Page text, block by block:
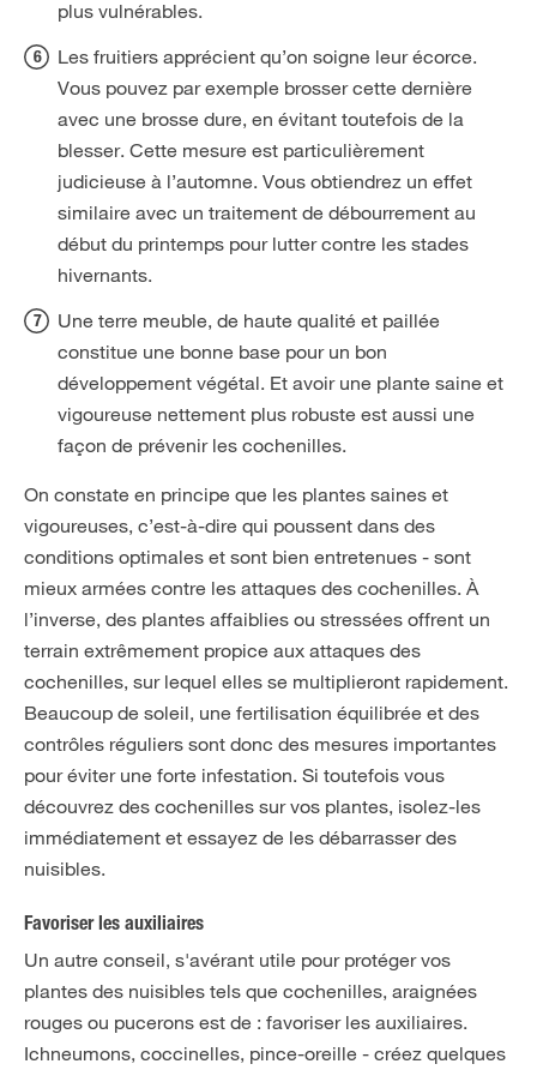
plus vulnérables.
Les fruitiers apprécient qu’on soigne leur écorce.
Vous pouvez par exemple brosser cette dernière
avec une brosse dure, en évitant toutefois de la
blesser. Cette mesure est particulièrement
judicieuse à l’automne. Vous obtiendrez un effet
similaire avec un traitement de débourrement au
début du printemps pour lutter contre les stades
hivernants.
Une terre meuble, de haute qualité et paillée
constitue une bonne base pour un bon
développement végétal. Et avoir une plante saine et
vigoureuse nettement plus robuste est aussi une
façon de prévenir les cochenilles.
On constate en principe que les plantes saines et
vigoureuses, c’est-à-dire qui poussent dans des
conditions optimales et sont bien entretenues - sont
mieux armées contre les attaques des cochenilles. À
l’inverse, des plantes affaiblies ou stressées offrent un
terrain extrêmement propice aux attaques des
cochenilles, sur lequel elles se multiplieront rapidement.
Beaucoup de soleil, une fertilisation équilibrée et des
contrôles réguliers sont donc des mesures importantes
pour éviter une forte infestation. Si toutefois vous
découvrez des cochenilles sur vos plantes, isolez-les
immédiatement et essayez de les débarrasser des
nuisibles.
Favoriser les auxiliaires
Un autre conseil, s'avérant utile pour protéger vos
plantes des nuisibles tels que cochenilles, araignées
rouges ou pucerons est de : favoriser les auxiliaires.
Ichneumons, coccinelles, pince-oreille - créez quelques